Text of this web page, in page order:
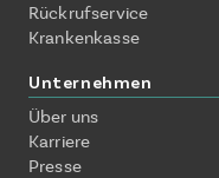
Rückrufservice
Krankenkasse
Unternehmen
Über uns
Karriere
Presse